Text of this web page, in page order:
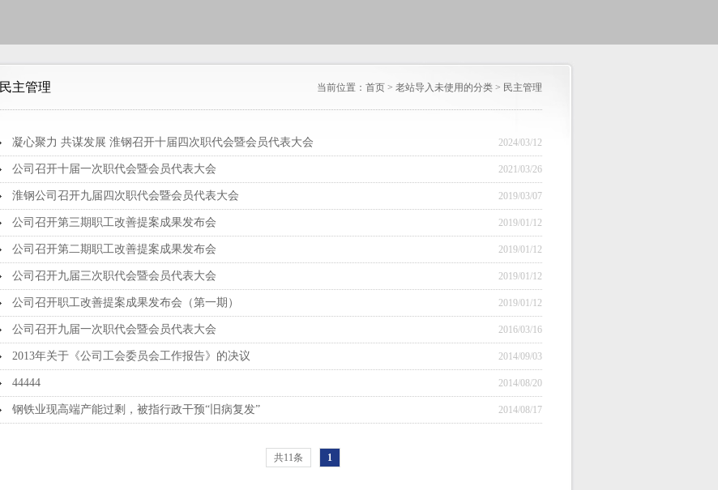
当前位置： 首页 > 老站导入未使用的分类 > 民主管理
民主管理
2024/03/12
凝心聚力 共谋发展 淮钢召开十届四次职代会暨会员代表大会
2021/03/26
公司召开十届一次职代会暨会员代表大会
2019/03/07
淮钢公司召开九届四次职代会暨会员代表大会
2019/01/12
公司召开第三期职工改善提案成果发布会
2019/01/12
公司召开第二期职工改善提案成果发布会
2019/01/12
公司召开九届三次职代会暨会员代表大会
2019/01/12
公司召开职工改善提案成果发布会（第一期）
2016/03/16
公司召开九届一次职代会暨会员代表大会
2014/09/03
2013年关于《公司工会委员会工作报告》的决议
2014/08/20
44444
2014/08/17
钢铁业现高端产能过剩，被指行政干预“旧病复发”
共11条 1